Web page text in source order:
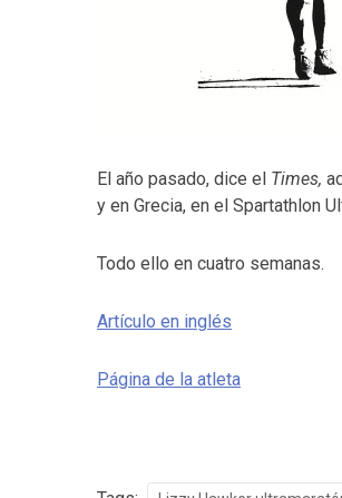
El año pasado, dice el Times,
y en Grecia, en el Spartathlon
Todo ello en cuatro semanas.
Artículo en inglés
Página de la atleta